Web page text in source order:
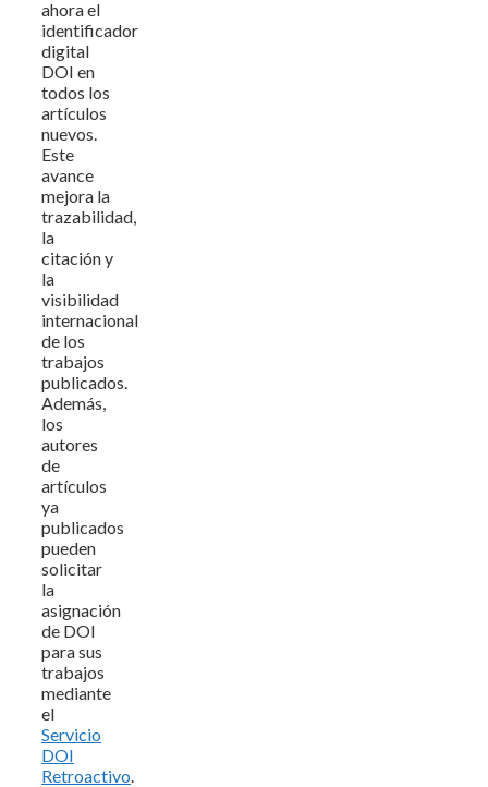
ahora el
identificador
digital
DOI en
todos los
artículos
nuevos.
Este
avance
mejora la
trazabilidad,
la
citación y
la
visibilidad
internacional
de los
trabajos
publicados.
Además,
los
autores
de
artículos
ya
publicados
pueden
solicitar
la
asignación
de DOI
para sus
trabajos
mediante
el
Servicio
DOI
Retroactivo